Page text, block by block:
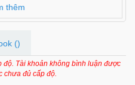
7 tháng trước
7 tháng trước
7 tháng trước
7 tháng trước
thêm
()
Tài khoản không bình luận được
chưa đủ cấp độ.